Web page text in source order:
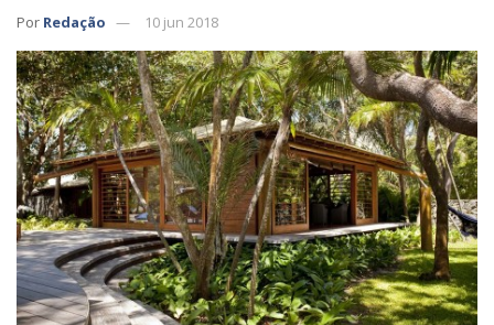
Por Redação 10 jun 2018